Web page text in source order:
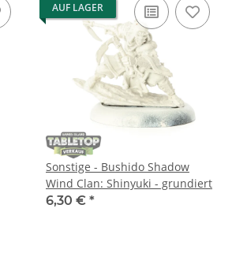
AUF LAGER
Sonstige - Bushido Shadow
Wind Clan: Shinyuki - grundiert
6,30 € *